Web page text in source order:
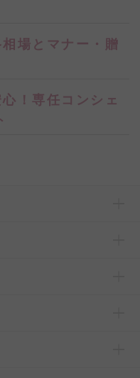
場とマナー・贈
！専任コンシェ